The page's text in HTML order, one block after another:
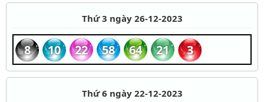
Thứ 3 ngày 26-12-2023
8 10 22 58 64 21 3
Thứ 6 ngày 22-12-2023